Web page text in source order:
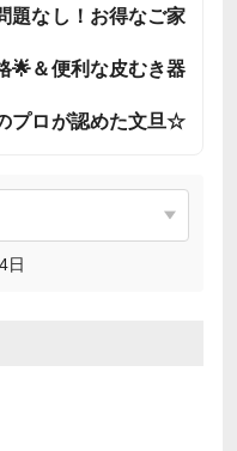
題なし！お得なご家
🌟＆便利な皮むき器
プロが認めた文旦☆
日